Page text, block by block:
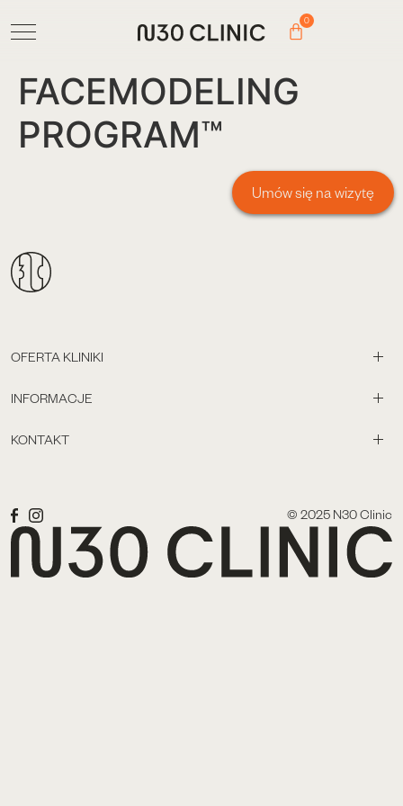
0
FACEMODELING
PROGRAM™
Umów się na wizytę
OFERTA KLINIKI
INFORMACJE
KONTAKT
© 2025 N30 Clinic